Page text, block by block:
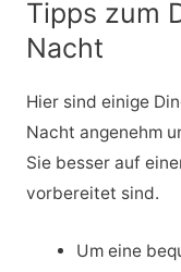
Tipps zum
Nacht
Hier sind einige
Nacht angenehm
Sie besser auf
vorbereitet sind.
Um eine